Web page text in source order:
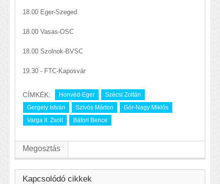
18.00 Eger-Szeged
18.00 Vasas-OSC
18.00 Szolnok-BVSC
19.30 - FTC-Kaposvár
CÍMKÉK: Honvéd-Eger
Szécsi Zoltán
Gergely István
Szivós Márton
Gór-Nagy Miklós
Varga II. Zsolt
Bátori Bence
Megosztás
Kapcsolódó cikkek